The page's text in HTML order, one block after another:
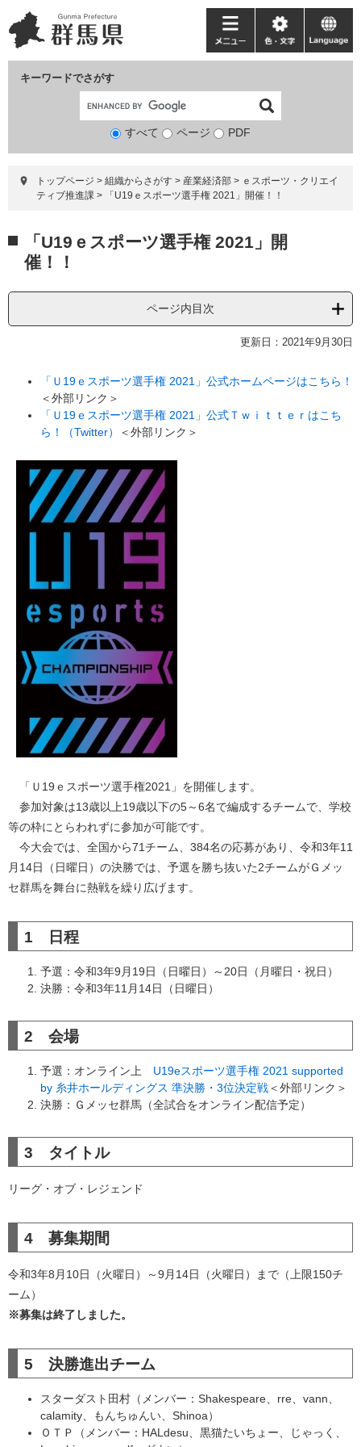
ー
ジ
ニ
ュ
て
キーワードでさがす
検
象
すべて ページ PDF
メ
ニ
ー
色・
文
language
トップページ > 組織からさがす > 産業経済部 > ｅスポーツ・クリエイ
ティブ推進課 > 「U19ｅスポーツ選手権 2021」開催！！
文
「U19ｅスポーツ選手権 2021」開
催！！
ページ内目次
更新日：2021年9月30日
「Ｕ19ｅスポーツ選手権 2021」公式ホームページはこちら！
＜外部リンク＞
「Ｕ19ｅスポーツ選手権 2021」公式Ｔｗｉｔｔｅｒはこち
ら！（Twitter）
＜外部リンク＞
「Ｕ19ｅスポーツ選手権2021」を開催します。
参加対象は13歳以上19歳以下の5～6名で編成するチームで、学校
等の枠にとらわれずに参加が可能です。
今大会では、全国から71チーム、384名の応募があり、令和3年11
月14日（日曜日）の決勝では、予選を勝ち抜いた2チームがＧメッ
セ群馬を舞台に熱戦を繰り広げます。
1 日程
予選：令和3年9月19日（日曜日）～20日（月曜日・祝日）
決勝：令和3年11月14日（日曜日）
2 会場
予選：オンライン上 U19eスポーツ選手権 2021 supported
by 糸井ホールディングス 準決勝・3位決定戦＜外部リンク＞
決勝：Ｇメッセ群馬（全試合をオンライン配信予定）
3 タイトル
リーグ・オブ・レジェンド
4 募集期間
令和3年8月10日（火曜日）～9月14日（火曜日）まで（上限150チ
ーム）
※募集は終了しました。
5 決勝進出チーム
スターダスト田村（メンバー：Shakespeare、rre、vann、
calamity、もんちゅんい、Shinoa）
ＯＴＰ（メンバー：HALdesu、黒猫たいちょー、じゃっく、